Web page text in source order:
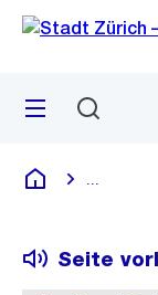
Sprunglink
Menü
Deutsch
Seite